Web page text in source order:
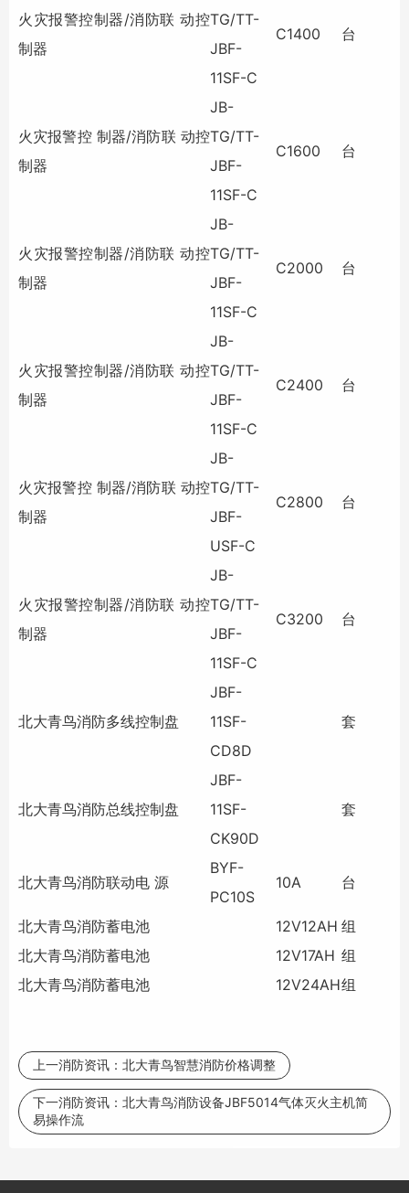
火灾报警控制器/消防联 动控
制器
TG/TT-
JBF-
11SF-C
C1400 台
火灾报警控 制器/消防联 动控
制器
JB-
TG/TT-
JBF-
11SF-C
C1600 台
火灾报警控制器/消防联 动控
制器
JB-
TG/TT-
JBF-
11SF-C
C2000 台
火灾报警控制器/消防联 动控
制器
JB-
TG/TT-
JBF-
11SF-C
C2400 台
火灾报警控 制器/消防联 动控
制器
JB-
TG/TT-
JBF-
USF-C
C2800 台
火灾报警控制器/消防联 动控
制器
JB-
TG/TT-
JBF-
11SF-C
C3200 台
北大青鸟消防多线控制盘
JBF-
11SF-
CD8D
套
北大青鸟消防总线控制盘
JBF-
11SF-
CK90D
套
北大青鸟消防联动电 源
BYF-
PC10S
10A 台
北大青鸟消防蓄电池 12V12AH 组
北大青鸟消防蓄电池 12V17AH 组
北大青鸟消防蓄电池 12V24AH组
上一消防资讯： 北大青鸟智慧消防价格调整
下一消防资讯： 北大青鸟消防设备JBF5014气体灭火主机简
易操作流